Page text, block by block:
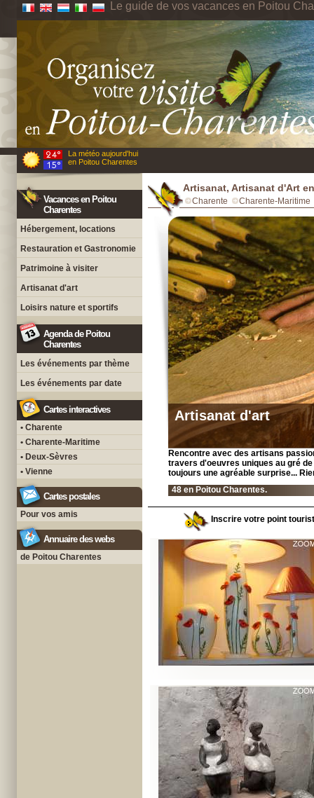
Le guide de vos vacances en Poitou
La météo aujourd'hui
en Poitou Charentes
Vacances en Poitou
Charentes
Hébergement, locations
Restauration et Gastronomie
Patrimoine à visiter
Artisanat d'art
Loisirs nature et sportifs
Agenda de Poitou
Charentes
Les événements par thème
Les événements par date
Cartes interactives
• Charente
• Charente-Maritime
• Deux-Sèvres
• Vienne
Cartes postales
Pour vos amis
Annuaire des webs
de Poitou Charentes
Artisanat, Artisanat d'Art
Charente Charente-Maritime
Artisanat d'art
Rencontre avec des artisans
travers d'oeuvres uniques au gré
toujours une agréable surprise...
48 en Poitou Charentes.
Inscrire votre point